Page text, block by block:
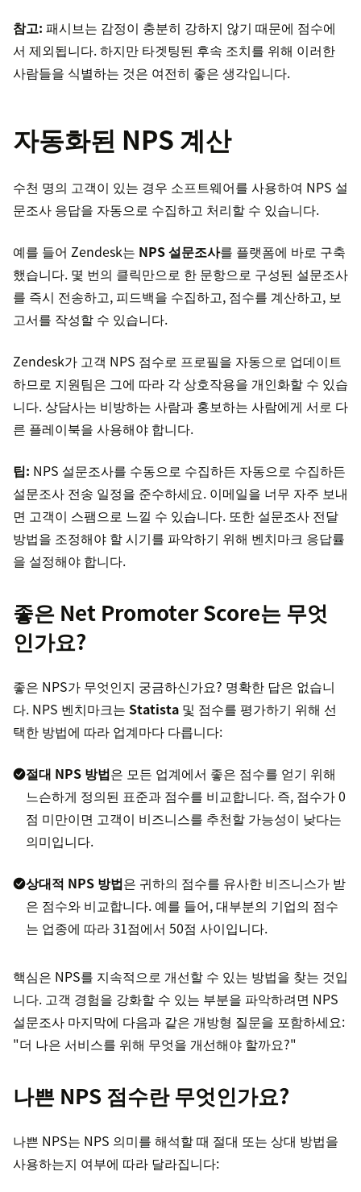
참고: 패시브는 감정이 충분히 강하지 않기 때문에 점수에
서 제외됩니다. 하지만 타겟팅된 후속 조치를 위해 이러한
사람들을 식별하는 것은 여전히 좋은 생각입니다.
자동화된 NPS 계산
수천 명의 고객이 있는 경우 소프트웨어를 사용하여 NPS 설
문조사 응답을 자동으로 수집하고 처리할 수 있습니다.
예를 들어 Zendesk는 NPS 설문조사를 플랫폼에 바로 구축
했습니다. 몇 번의 클릭만으로 한 문항으로 구성된 설문조사
를 즉시 전송하고, 피드백을 수집하고, 점수를 계산하고, 보
고서를 작성할 수 있습니다.
Zendesk가 고객 NPS 점수로 프로필을 자동으로 업데이트
하므로 지원팀은 그에 따라 각 상호작용을 개인화할 수 있습
니다. 상담사는 비방하는 사람과 홍보하는 사람에게 서로 다
른 플레이북을 사용해야 합니다.
팁: NPS 설문조사를 수동으로 수집하든 자동으로 수집하든
설문조사 전송 일정을 준수하세요. 이메일을 너무 자주 보내
면 고객이 스팸으로 느낄 수 있습니다. 또한 설문조사 전달
방법을 조정해야 할 시기를 파악하기 위해 벤치마크 응답률
을 설정해야 합니다.
좋은 Net Promoter Score는 무엇
인가요?
좋은 NPS가 무엇인지 궁금하신가요? 명확한 답은 없습니
다. NPS 벤치마크는 Statista 및 점수를 평가하기 위해 선
택한 방법에 따라 업계마다 다릅니다:
절대 NPS 방법은 모든 업계에서 좋은 점수를 얻기 위해
느슨하게 정의된 표준과 점수를 비교합니다. 즉, 점수가 0
점 미만이면 고객이 비즈니스를 추천할 가능성이 낮다는
의미입니다.
상대적 NPS 방법은 귀하의 점수를 유사한 비즈니스가 받
은 점수와 비교합니다. 예를 들어, 대부분의 기업의 점수
는 업종에 따라 31점에서 50점 사이입니다.
핵심은 NPS를 지속적으로 개선할 수 있는 방법을 찾는 것입
니다. 고객 경험을 강화할 수 있는 부분을 파악하려면 NPS
설문조사 마지막에 다음과 같은 개방형 질문을 포함하세요:
"더 나은 서비스를 위해 무엇을 개선해야 할까요?"
나쁜 NPS 점수란 무엇인가요?
나쁜 NPS는 NPS 의미를 해석할 때 절대 또는 상대 방법을
사용하는지 여부에 따라 달라집니다: